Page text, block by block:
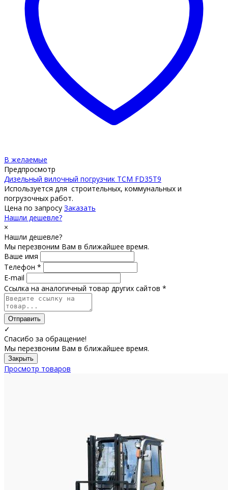
В желаемые
Предпросмотр
Дизельный вилочный погрузчик TCM FD35T9
Используется для строительных, коммунальных и
погрузочных работ.
Цена по запросу Заказать
Нашли дешевле?
×
Нашли дешевле?
Мы перезвоним Вам в ближайшее время.
Ваше имя
Телефон *
E-mail
Ссылка на аналогичный товар других сайтов *
Отправить
✓
Спасибо за обращение!
Мы перезвоним Вам в ближайшее время.
Закрыть
Просмотр товаров